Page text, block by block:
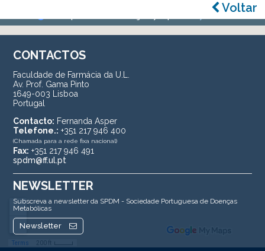
Voltar
CONTACTOS
Faculdade de Farmácia da U.L.
Av. Prof. Gama Pinto
1649-003 Lisboa
Portugal
Contacto: Fernanda Asper
Telefone.: +351 217 946 400
(Chamada para a rede fixa nacional)
Fax: +351 217 946 491
spdm@ff.ul.pt
NEWSLETTER
Subscreva a newsletter da SPDM - Sociedade Portuguesa de Doenças
Metabólicas
Newsletter